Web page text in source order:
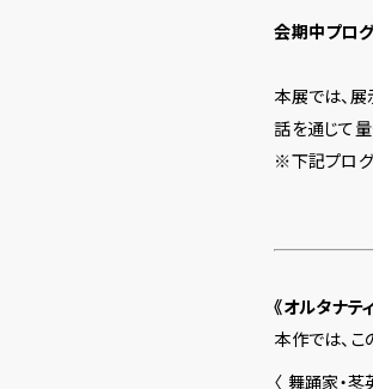
会期中プログ
本展では、展
話を通じて
※下記プログ
《オルタナテ
本作では、こ
〈 舞踊家・